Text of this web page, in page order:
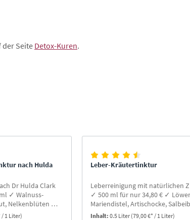
der Seite Detox-Kuren.
nach Hulda
Dr Hulda Clark
✓ Walnuss-
Nelkenblüten ✓
✓ natürlich ✓
/ 1 Liter)
Leber-Kräutertinktur
Leberreinigung mit natürlichen
✓ 500 ml für nur 34,80 € ✓
Mariendistel, Artischocke,
Pfefferminze ✓ 17% Alkohol ✓
Inhalt: 0.5 Liter (79,00 €* / 1 Liter)